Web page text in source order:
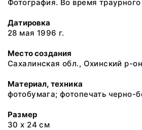
Фотография. Во время траурного
Датировка
28 мая 1996 г.
Место создания
Сахалинская обл., Охинский р-
Материал, техника
фотобумага; фотопечать черно-
Размер
30 х 24 см